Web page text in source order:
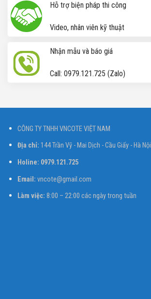
Hỗ trợ biện pháp thi công
Video, nhân viên kỹ thuật
Nhận mẫu và báo giá
Call: 0979.121.725 (Zalo)
CÔNG TY TNHH VNCOTE VIỆT NAM
Địa chỉ: 144 Trần Vỹ - Mai Dịch - Cầu Giấy - Hà Nội
Holine: 0979.121.725
Email: vncote@gmail.com
Làm việc: 8:00 – 22:00 các ngày trong tuần